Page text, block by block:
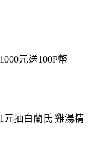
元送100P幣
元抽白蘭氏 雞湯精